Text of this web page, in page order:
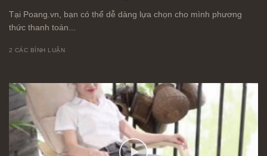
Tại Poang.vn, bạn có thể dễ dàng lựa chọn cho mình phương
thức thanh toán...
2 CÁC BÌNH LUẬN